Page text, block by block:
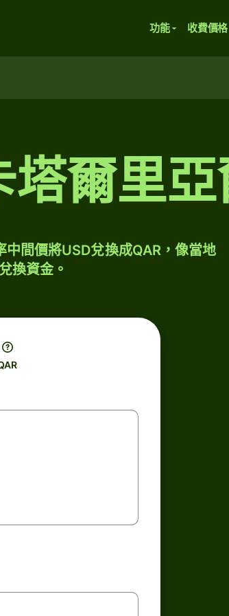
功能 收費價格
爾里亞
間價將USD兌換成QAR，像當地
換資金。